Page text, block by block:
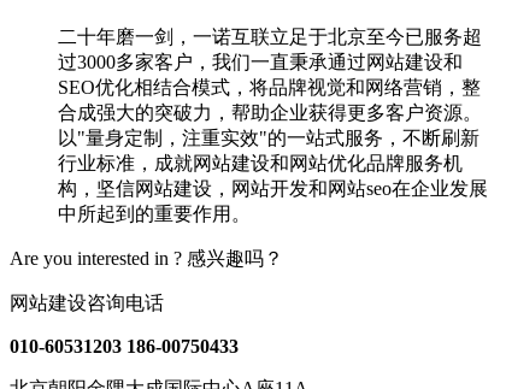
二十年磨一剑，一诺互联立足于北京至今已服务超
过3000多家客户，我们一直秉承通过网站建设和
SEO优化相结合模式，将品牌视觉和网络营销，整
合成强大的突破力，帮助企业获得更多客户资源。
以"量身定制，注重实效"的一站式服务，不断刷新
行业标准，成就网站建设和网站优化品牌服务机
构，坚信网站建设，网站开发和网站seo在企业发展
中所起到的重要作用。
Are you interested in ? 感兴趣吗？
网站建设咨询电话
010-60531203 186-00750433